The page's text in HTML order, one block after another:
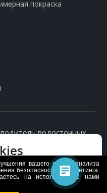
покраска
водосточных
данных
.
с политикой
данных Cookie
вашего опыта, анализа
безопасности и маркетинга.
на использование нами